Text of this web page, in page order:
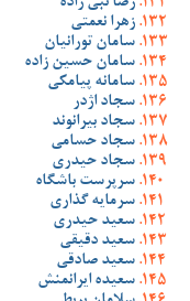
رضا نبی زاده
زهرا نعمتی
سامان تورانیان
سامان حسین زاده
سامانه پیامکی
سجاد اژدر
سجاد بیرانوند
سجاد حسامی
سجاد حیدری
سرپرست باشگاه
سرمایه گذاری
سعید حیدری
سعید دقیقی
سعید صادقی
سعیده ایرانمنش